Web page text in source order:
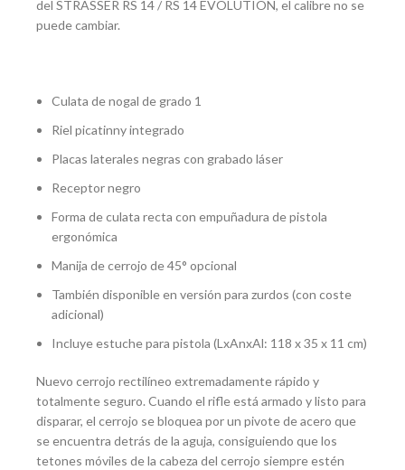
del STRASSER RS 14 / RS 14 EVOLUTION, el calibre no se
puede cambiar.
Culata de nogal de grado 1
Riel picatinny integrado
Placas laterales negras con grabado láser
Receptor negro
Forma de culata recta con empuñadura de pistola
ergonómica
Manija de cerrojo de 45° opcional
También disponible en versión para zurdos (con coste
adicional)
Incluye estuche para pistola (LxAnxAl: 118 x 35 x 11 cm)
Nuevo cerrojo rectilíneo extremadamente rápido y
totalmente seguro. Cuando el rifle está armado y listo para
disparar, el cerrojo se bloquea por un pivote de acero que
se encuentra detrás de la aguja, consiguiendo que los
tetones móviles de la cabeza del cerrojo siempre estén